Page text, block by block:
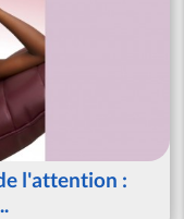
l'attention :